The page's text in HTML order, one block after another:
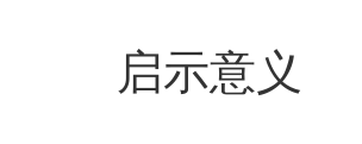
启示意义